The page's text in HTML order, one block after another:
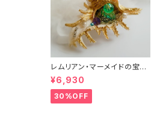
レムリアン・マーメイドの宝物
（オルゴナイト）
¥6,930
30%OFF